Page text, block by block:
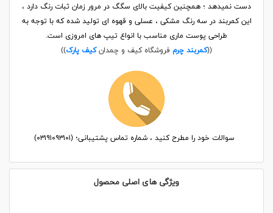
دست نمیدهد ؛ همچنین کیفیت بالای سگگ در مرور زمان ثبات رنگ دارد ،
این کمربند در سه رنگ مشکی ، عسلی و قهوه ای تولید شده که با توجه به
طراحی پوست ماری مناسب با انواع تیپ های امروزی است.
((کمربند چرمفروشگاه کیف و چمدانکیف پارک))
سوالات خود را مطرح کنید ، شماره تماس پشتیبانی؛ (۰۳۱۹۱۰۹۳۱۰۱)
ویژگی های اصلی محصول